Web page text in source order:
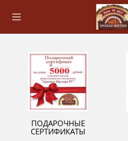
ПОДАРОЧНЫЕ
СЕРТИФИКАТЫ